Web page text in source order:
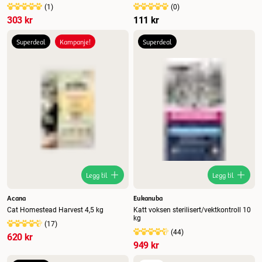
(1)
303 kr
(0)
111 kr
Superdeal Kampanje!
Legg til
Acana
Cat Homestead Harvest 4,5 kg
(17)
620 kr
Superdeal
Legg til
Eukanuba
Katt voksen sterilisert/vektkontroll 10
kg
(44)
949 kr